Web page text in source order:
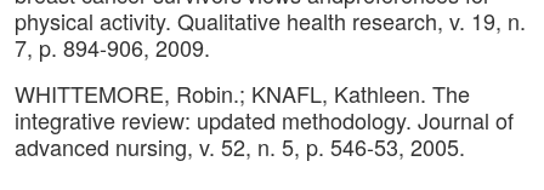
physical activity. Qualitative health research, v. 19, n.
7, p. 894-906, 2009.
WHITTEMORE, Robin.; KNAFL, Kathleen. The
integrative review: updated methodology. Journal of
advanced nursing, v. 52, n. 5, p. 546-53, 2005.